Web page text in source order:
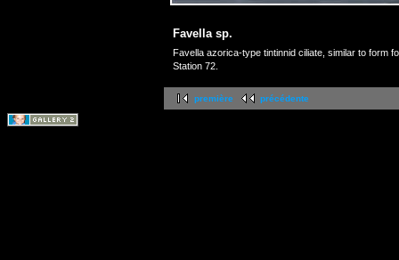
Favella sp.
Favella azorica-type tintinnid ciliate, similar to form
Station 72.
première précédente